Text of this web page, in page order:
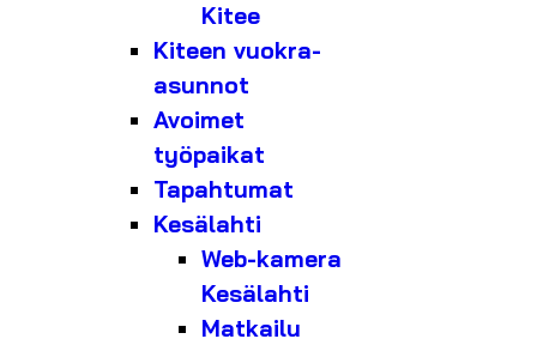
Kitee
Kiteen vuokra-
asunnot
Avoimet
työpaikat
Tapahtumat
Kesälahti
Web-kamera
Kesälahti
Matkailu